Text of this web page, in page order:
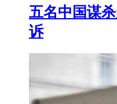
五名中国谋
诉